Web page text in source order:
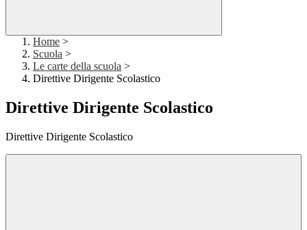
Home >
Scuola >
Le carte della scuola >
Direttive Dirigente Scolastico
Direttive Dirigente Scolastico
Direttive Dirigente Scolastico